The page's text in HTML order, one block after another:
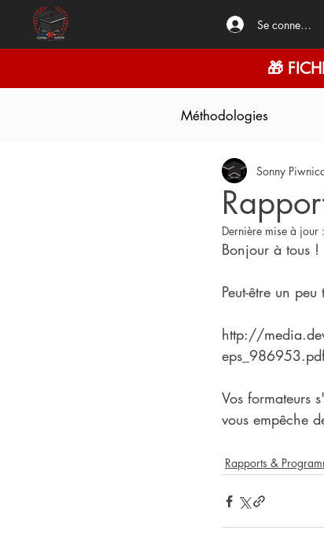
Se connecter
🎁
Méthodologies
Sonny
Dernière mise à jour :
Bonjour à tous !
Peut-être un
http://
Vos formateurs
vous empêche
Rapports &